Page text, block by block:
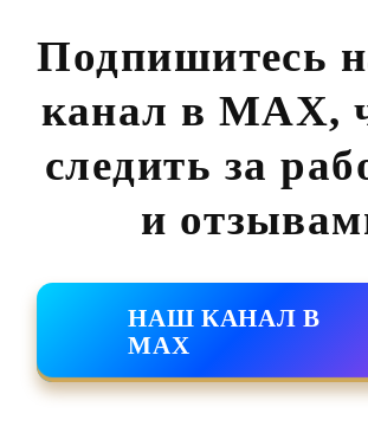
Подпишитесь
канал в MAX,
следить за
и
НАШ КАНАЛ В
MAX